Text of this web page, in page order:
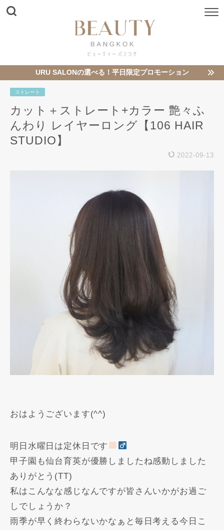
URU SALONの選べる！平日限定プロモーション
ストレート
カット＋ストレート+カラー 艶々ふ
んわり レイヤーロング【106 HAIR
STUDIO】
2022-09-13
おはようございます(^^)
明日水曜日は定休日です
甲子園も仙台育英が優勝しましたね感動しました
ありがとう(TT)
私はこんなな感じなんですが皆さんいかがお過ご
しでしょうか？
雨季が早く終わらないかなぁと毎日考える今日こ